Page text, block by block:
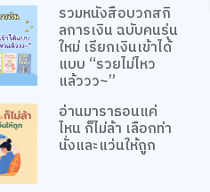
รวมหนังสือบวกสกิ
ลการเงิน ฉบับคนรุ่น
ใหม่ เรียกเงินเข้าได้
แบบ “รวยไม่ไหว
แล้ววว~”
อ่านมาราธอนแค่
ไหน ก็ไม่ล้า เลือกท่า
นั่งและแว่นให้ถูก